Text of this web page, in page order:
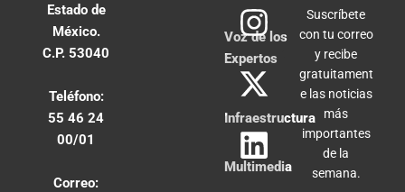
Estado de
México.
C.P. 53040
Teléfono:
55 46 24
00/01
Correo:
Voz de los
Expertos
Infraestructura
Multimedia
Suscríbete
con tu correo
y recibe
gratuitament
e las noticias
más
importantes
de la
semana.